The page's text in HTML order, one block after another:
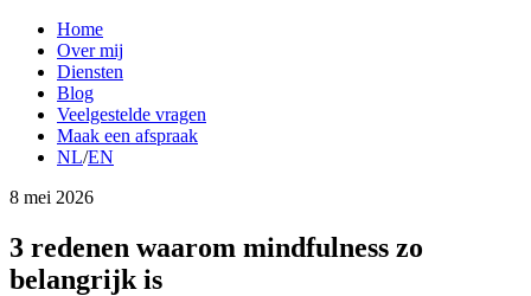
Home
Over mij
Diensten
Blog
Veelgestelde vragen
Maak een afspraak
NL/EN
8 mei 2026
3 redenen waarom mindfulness zo
belangrijk is